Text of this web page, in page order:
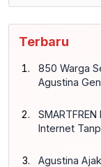
Terbaru
850 Warga
Agustina
Internet
Agustina